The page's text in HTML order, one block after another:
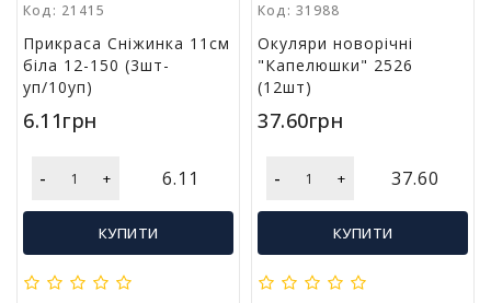
ч
и
н
к
у
т
р
з
м
Код: 21415
Прикраса Сніжинка 11см
біла 12-150 (3шт-
уп/10уп)
6.11грн
- + 6.11
КУПИТИ
Код: 31988
Окуляри новорічні
"Капелюшки" 2526
(12шт)
37.60грн
- + 37.60
КУПИТИ